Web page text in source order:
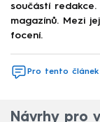
součástí
magazínů. Mezi
focení.
Pro tento
Návrhy pro